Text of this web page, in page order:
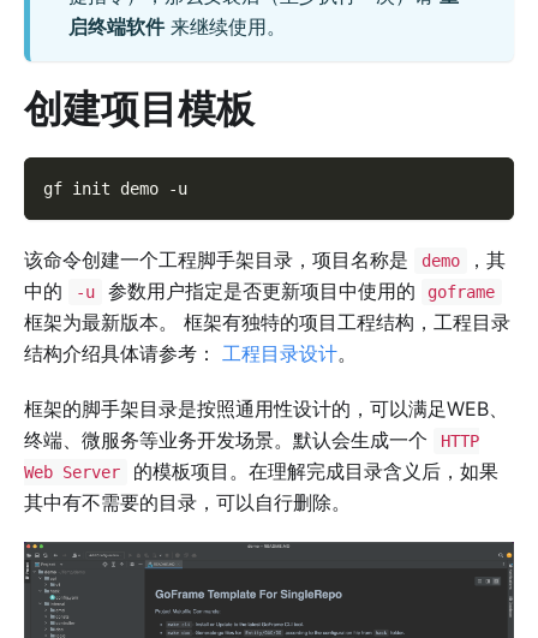
启终端软件来继续使用。
创建项目模板
gf init demo -u
该命令创建一个工程脚手架目录，项目名称是 demo
，其
中的
-u 参数用户指定是否更新项目中使用的 goframe
框架为最新版本。 框架有独特的项目工程结构，工程目录
结构介绍具体请参考： 工程目录设计。
框架的脚手架目录是按照通用性设计的，可以满足WEB、
终端、微服务等业务开发场景。默认会生成一个
HTTP
Web Server
的模板项目。在理解完成目录含义后，如果
其中有不需要的目录，可以自行删除。